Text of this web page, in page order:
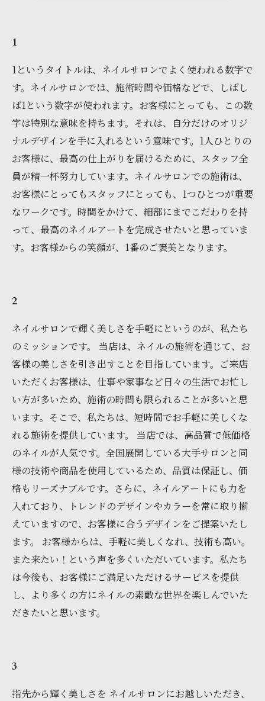
1
1というタイトルは、ネイルサロンでよく使われる数字で
す。ネイルサロンでは、施術時間や価格などで、しばし
ば1という数字が使われます。お客様にとっても、この数
字は特別な意味を持ちます。それは、自分だけのオリジ
ナルデザインを手に入れるという意味です。1人ひとりの
お客様に、最高の仕上がりを届けるために、スタッフ全
員が精一杯努力しています。ネイルサロンでの施術は、
お客様にとってもスタッフにとっても、1つひとつが重要
なワークです。時間をかけて、細部にまでこだわりを持
って、最高のネイルアートを完成させたいと思っていま
す。お客様からの笑顔が、1番のご褒美となります。
2
ネイルサロンで輝く美しさを手軽にというのが、私たち
のミッションです。 当店は、ネイルの施術を通じて、お
客様の美しさを引き出すことを目指しています。ご来店
いただくお客様は、仕事や家事など日々の生活でお忙し
い方が多いため、施術の時間も限られることが多いと思
います。そこで、私たちは、短時間でお手軽に美しくな
れる施術を提供しています。 当店では、高品質で低価格
のネイルが人気です。全国展開している大手サロンと同
様の技術や商品を使用しているため、品質は保証し、価
格もリーズナブルです。さらに、ネイルアートにも力を
入れており、トレンドのデザインやカラーを常に取り揃
えていますので、お客様に合うデザインをご提案いたし
ます。 お客様からは、手軽に美しくなれ、技術も高い。
また来たい！という声を多くいただいています。私たち
は今後も、お客様にご満足いただけるサービスを提供
し、より多くの方にネイルの素敵な世界を楽しんでいた
だきたいと思います。
3
指先から輝く美しさを ネイルサロンにお越しいただき、